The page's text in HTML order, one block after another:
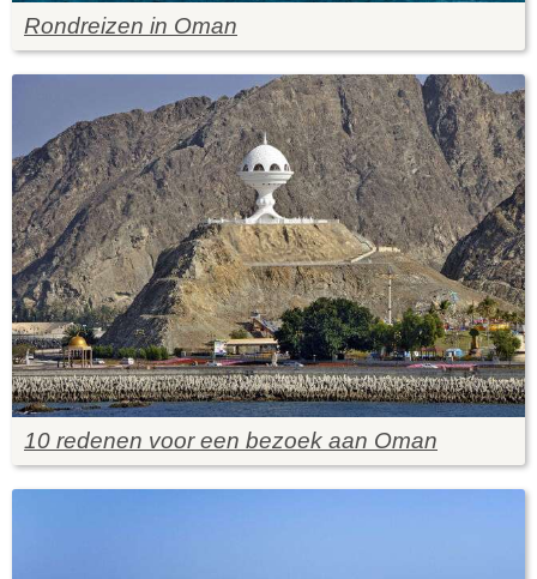
Rondreizen in Oman
10 redenen voor een bezoek aan Oman